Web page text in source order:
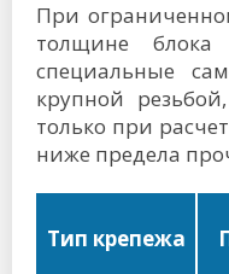
При
толщине блока
специальные
крупной
только при
ниже предела
Тип крепежа